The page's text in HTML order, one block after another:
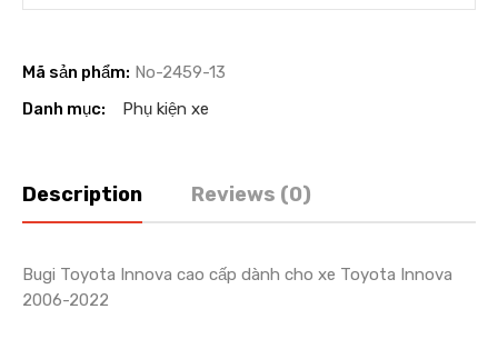
Mã sản phẩm: No-2459-13
Danh mục:
Phụ kiện xe
Description Reviews (0)
Bugi Toyota Innova cao cấp dành cho xe Toyota Innova
2006-2022